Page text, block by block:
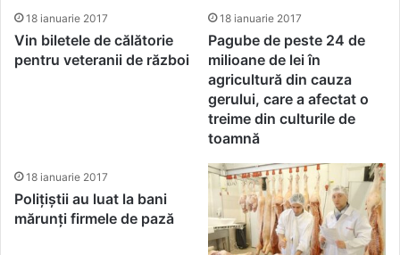
18 ianuarie 2017
Vin biletele de călătorie
pentru veteranii de război
18 ianuarie 2017
Pagube de peste 24 de
milioane de lei în
agricultură din cauza
gerului, care a afectat o
treime din culturile de
toamnă
18 ianuarie 2017
Polițiștii au luat la bani
mărunți firmele de pază